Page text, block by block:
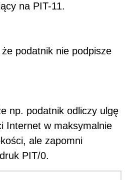
na PIT-11.
podatnik nie podpisze
np. podatnik odliczy ulgę
Internet w maksymalnie
ale zapomni
PIT/0.